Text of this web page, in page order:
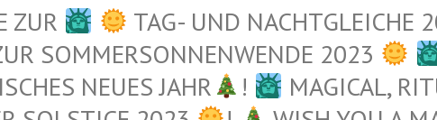
ZUR TAG- UND NACHTGLEICHE
SOMMERSONNENWENDE 2023
NEUES JAHR
!
MAGICAL,